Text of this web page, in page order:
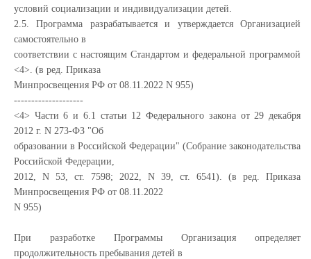
условий социализации и индивидуализации детей.
2.5. Программа разрабатывается и утверждается Организацией
самостоятельно в
соответствии с настоящим Стандартом и федеральной программой
<4>. (в ред. Приказа
Минпросвещения РФ от 08.11.2022 N 955)
--------------------
<4> Части 6 и 6.1 статьи 12 Федерального закона от 29 декабря
2012 г. N 273-ФЗ "Об
образовании в Российской Федерации" (Собрание законодательства
Российской Федерации,
2012, N 53, ст. 7598; 2022, N 39, ст. 6541). (в ред. Приказа
Минпросвещения РФ от 08.11.2022
N 955)
При разработке Программы Организация определяет
продолжительность пребывания детей в